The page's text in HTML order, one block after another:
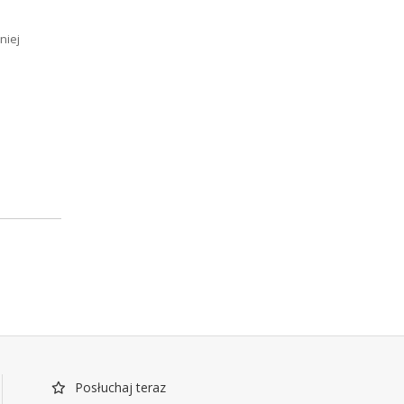
Posłuchaj teraz